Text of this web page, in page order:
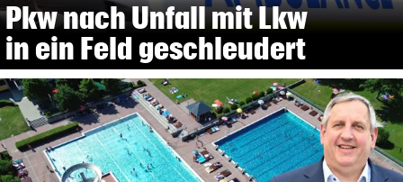
Pkw nach Unfall mit Lkw
in ein Feld geschleudert